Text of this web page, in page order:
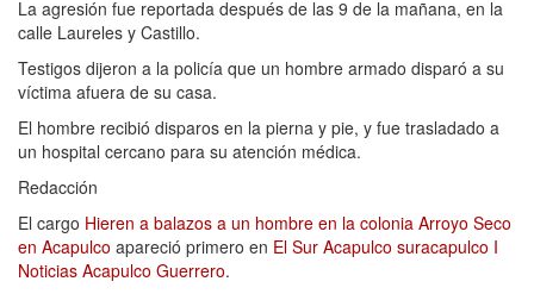
La agresión fue reportada después de las 9 de la mañana, en la
calle Laureles y Castillo.
Testigos dijeron a la policía que un hombre armado disparó a su
víctima afuera de su casa.
El hombre recibió disparos en la pierna y pie, y fue trasladado a
un hospital cercano para su atención médica.
Redacción
El cargo Hieren a balazos a un hombre en la colonia Arroyo Seco
en Acapulco apareció primero en El Sur Acapulco suracapulco I
Noticias Acapulco Guerrero.